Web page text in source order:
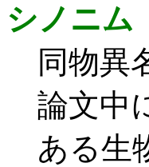
シノニム
同物異
論文中
ある生